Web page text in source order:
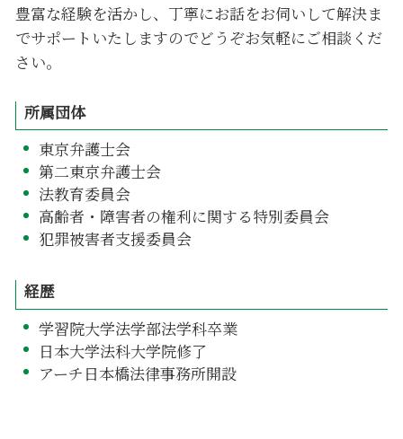
豊富な経験を活かし、丁寧にお話をお伺いして解決ま
でサポートいたしますのでどうぞお気軽にご相談くだ
さい。
所属団体
東京弁護士会
第二東京弁護士会
法教育委員会
高齢者・障害者の権利に関する特別委員会
犯罪被害者支援委員会
経歴
学習院大学法学部法学科卒業
日本大学法科大学院修了
アーチ日本橋法律事務所開設